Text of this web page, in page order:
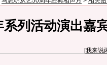
列活动演出嘉
[我来说